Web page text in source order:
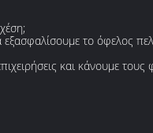
εξασφαλίσουμε το όφελος
και κάνουμε τους